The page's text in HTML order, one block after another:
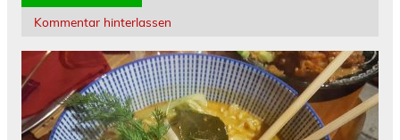
Kommentar hinterlassen